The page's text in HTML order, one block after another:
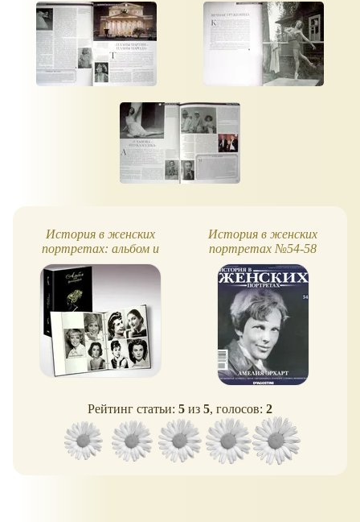
История в женских
портретах: альбом и
папка
История в женских
портретах №54-58
Рейтинг статьи: 5 из 5, голосов: 2